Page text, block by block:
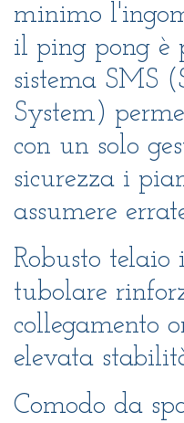
minimo
il ping pong è
sistema SMS
System)
con un solo
sicurezza i
assumere
Robusto
tubolare
collegamento
elevata
Comodo da